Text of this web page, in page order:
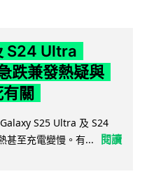
S24 Ultra
跌兼發熱疑與
關
S25 Ultra 及 S24
甚至充電變慢。有...
閱讀